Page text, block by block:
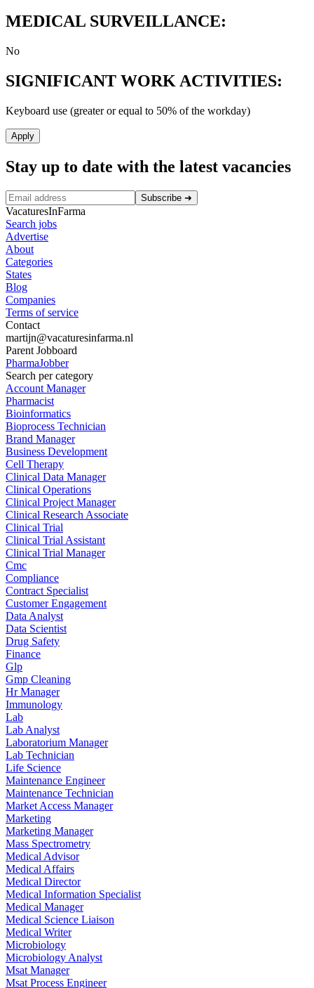
MEDICAL SURVEILLANCE:
No
SIGNIFICANT WORK ACTIVITIES:
Keyboard use (greater or equal to 50% of the workday)
Apply
Stay up to date with the latest vacancies
Subscribe ➜
VacaturesInFarma
Search jobs
Advertise
About
Categories
States
Blog
Companies
Terms of service
Contact
martijn@vacaturesinfarma.nl
Parent Jobboard
PharmaJobber
Search per category
Account Manager
Pharmacist
Bioinformatics
Bioprocess Technician
Brand Manager
Business Development
Cell Therapy
Clinical Data Manager
Clinical Operations
Clinical Project Manager
Clinical Research Associate
Clinical Trial
Clinical Trial Assistant
Clinical Trial Manager
Cmc
Compliance
Contract Specialist
Customer Engagement
Data Analyst
Data Scientist
Drug Safety
Finance
Glp
Gmp Cleaning
Hr Manager
Immunology
Lab
Lab Analyst
Laboratorium Manager
Lab Technician
Life Science
Maintenance Engineer
Maintenance Technician
Market Access Manager
Marketing
Marketing Manager
Mass Spectrometry
Medical Advisor
Medical Affairs
Medical Director
Medical Information Specialist
Medical Manager
Medical Science Liaison
Medical Writer
Microbiology
Microbiology Analyst
Msat Manager
Msat Process Engineer